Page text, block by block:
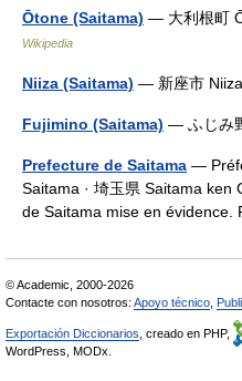
Ōtone (Saitama) — 大利根町
Wikipedia
Niiza (Saitama) — 新座市
Fujimino (Saitama) — ふじみ
Prefecture de Saitama —
Saitama · 埼玉県 Saitama
de Saitama mise en
© Academic, 2000-2026
Contacte con nosotros: Apoyo técnico
Exportación Diccionarios , creado en PHP,
WordPress, MODx.